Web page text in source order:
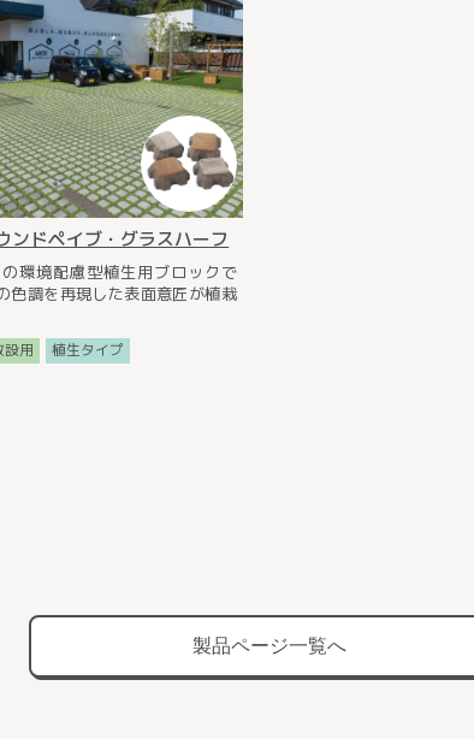
ンドペイブ・グラスハーフ
環境配慮型植生用ブロックで
色調を再現した表面意匠が植栽
設用 植生タイプ
製品ページ一覧へ